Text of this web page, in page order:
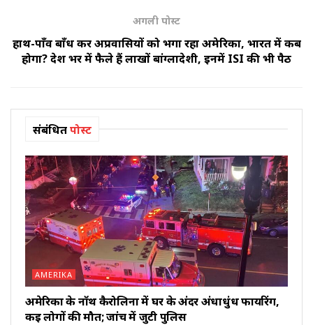
अगली पोस्ट
हाथ-पाँव बाँध कर अप्रवासियों को भगा रहा अमेरिका, भारत में कब
होगा? देश भर में फैले हैं लाखों बांग्लादेशी, इनमें ISI की भी पैठ
संबंधितपोस्ट
AMERIKA
अमेरिका के नॉर्थ कैरोलिना में घर के अंदर अंधाधुंध फायरिंग,
कई लोगों की मौत; जांच में जुटी पुलिस